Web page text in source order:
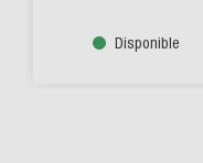
Disponible